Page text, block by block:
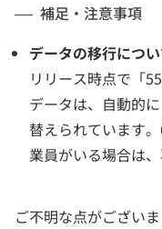
補足・注意事項
データの移行につ
リリース時点で「
データは、自動的
替えられています
業員がいる場合は
ご不明な点がござい